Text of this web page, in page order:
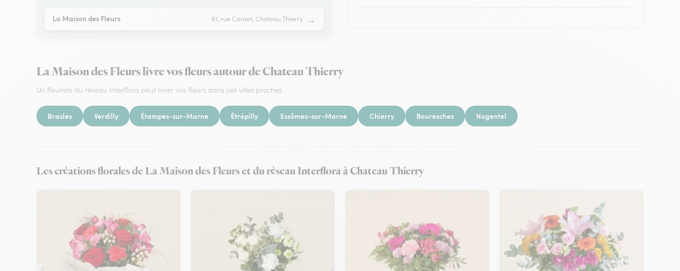
La Maison des Fleurs 61, rue Carnot, Chateau Thierry →
La Maison des Fleurs livre vos fleurs autour de Chateau Thierry
Un fleuriste du réseau Interflora peut livrer vos fleurs dans ces villes proches.
Brasles Verdilly Étampes-sur-Marne Étrépilly Essômes-sur-Marne Chierry Bouresches Nogentel
Les créations florales de La Maison des Fleurs et du réseau Interflora à Chateau Thierry